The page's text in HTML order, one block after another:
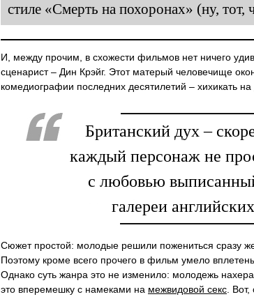
стиле «Смерть на похоронах» (ну, тот,
И, между прочим, в схожести фильмов нет ничего
сценарист – Дин Крэйг. Этот матерый человечище
комедиографии последних десятилетий – хихикать на
Британский дух –
каждый персонаж не
с любовью
галереи
Сюжет простой: молодые решили пожениться сразу
Поэтому кроме всего прочего в фильм умело
Однако суть жанра это не изменило: молодежь
это вперемешку с намеками на межвидовой секс .